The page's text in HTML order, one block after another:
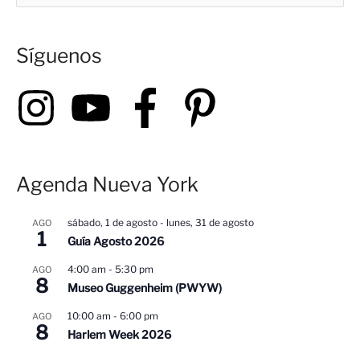
c
r
p
r
Síguenos
Agenda Nueva York
AGO
1
sábado, 1 de agosto - lunes, 31 de agosto
Guía Agosto 2026
AGO
8
4:00 am - 5:30 pm
Museo Guggenheim (PWYW)
AGO
8
10:00 am - 6:00 pm
Harlem Week 2026